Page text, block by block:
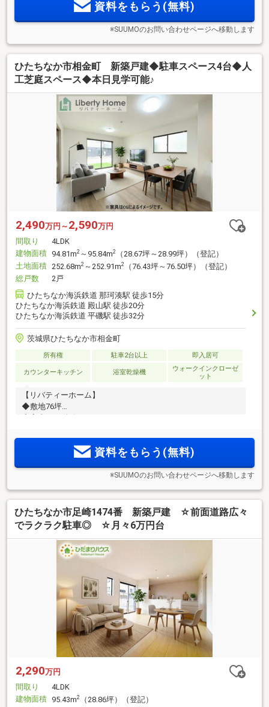
資料をもらう(無料)
※SUUMOのお問い合わせページへ移動します
ひたちなか市相金町 新築戸建◆駐車スペース4台◆人
工芝庭スペース◆本日見学可能♪
2,490万円～ 2,590万円
間取り
4LDK
建物面積 94.81m2 ～95.84m2
（28.67坪～28.99坪）（登記）
土地面積 252.68m2 ～252.91m2
（76.43坪～76.50坪）（登記）
総戸数
2戸
ひたちなか海浜鉄道 那珂湊駅 徒歩15分
ひたちなか海浜鉄道 殿山駅 徒歩20分
ひたちなか海浜鉄道 平磯駅 徒歩32分
茨城県ひたちなか市相金町
所有権 駐車2台以上 即入居可
カウンターキッチン 浴室乾燥機
ウォークインクローゼ
ット
【リバティーホーム】
◆敷地76坪
資料をもらう(無料)
※SUUMOのお問い合わせページへ移動します
ひたちなか市足崎1474番 新築戸建 ☆前面道路広々
でラクラク駐車◎ ☆月々6万円台
2,290万円
間取り
4LDK
建物面積 95.43m2
（28.86坪）（登記）